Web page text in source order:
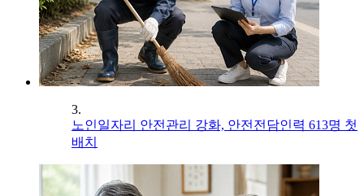
3.
노인일자리 안전관리 강화, 안전전담인력 613명 첫
배치